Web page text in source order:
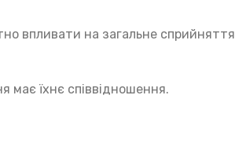
впливати на загальне сприйняття
має їхнє співвідношення.